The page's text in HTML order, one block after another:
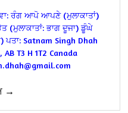
ਰੰਗ ਆਪੋ ਆਪਣੇ (ਮੁਲਾਕਾਤਾਂ)
(ਮੁਲਾਕਾਤਾਂ: ਭਾਗ ਦੂਜਾ) ਡੂੰਘੇ
ਪਤਾ: Satnam Singh Dhah
AB T3 H 1T2 Canada
→